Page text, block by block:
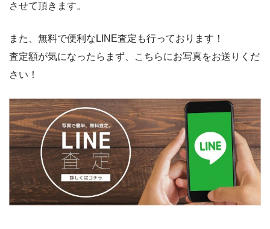
させて頂きます。
また、無料で便利なLINE査定も行っております！
査定額が気になったらまず、こちらにお写真をお送りくだ
さい！